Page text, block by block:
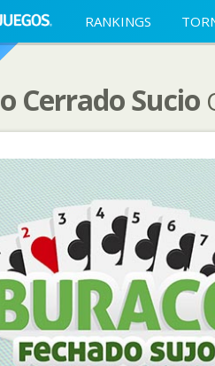
RANKINGS
Cerrado Sucio